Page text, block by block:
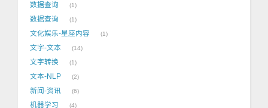
数据查询 1
数据查询 1
文化娱乐-星座内容 1
文字-文本 14
文字转换 1
文本-NLP 2
新闻-资讯 6
机器学习 4